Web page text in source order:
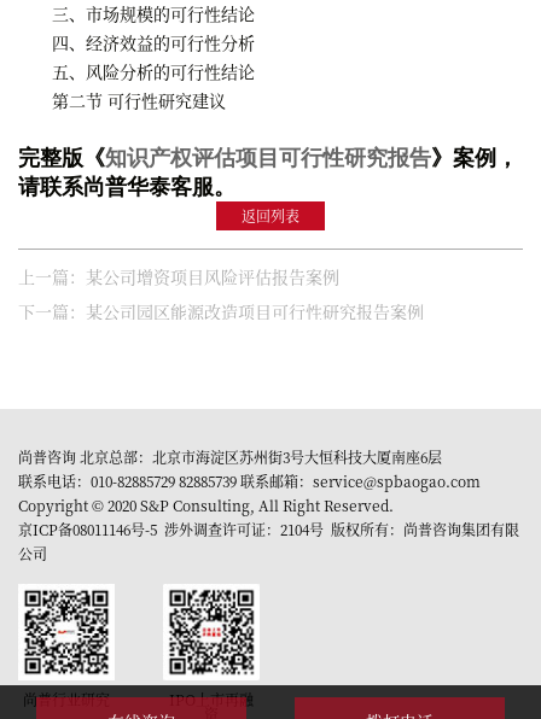
三、市场规模的可行性结论
四、经济效益的可行性分析
五、风险分析的可行性结论
第二节 可行性研究建议
完整版《知识产权评估项目可行性研究报告》案例，
请联系尚普华泰客服。
返回列表
上一篇：某公司增资项目风险评估报告案例
下一篇：某公司园区能源改造项目可行性研究报告案例
尚普咨询 北京总部：北京市海淀区苏州街3号大恒科技大厦南座6层
联系电话：010-82885729 82885739 联系邮箱：service@spbaogao.com
Copyright © 2020 S&P Consulting, All Right Reserved.
京ICP备08011146号-5 涉外调查许可证：2104号 版权所有：尚普咨询集团有限
公司
尚普行业研究 IPO上市再融